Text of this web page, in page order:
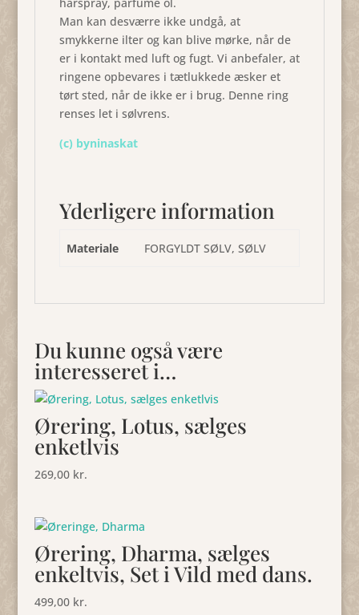
Man kan desværre ikke undgå, at
smykkerne ilter og kan blive mørke, når de
er i kontakt med luft og fugt. Vi anbefaler, at
ringene opbevares i tætlukkede æsker et
tørt sted, når de ikke er i brug. Denne ring
renses let i sølvrens.
(c) byninaskat
Yderligere information
Materiale FORGYLDT SØLV, SØLV
Du kunne også være
interesseret i…
Ørering, Lotus, sælges
enketlvis
269,00 kr.
Ørering, Dharma, sælges
enkeltvis, Set i Vild med dans.
499,00 kr.